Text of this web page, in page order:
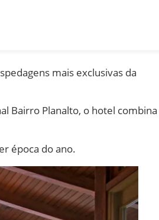
mais exclusivas da
Bairro Planalto, o hotel combina
época do ano.